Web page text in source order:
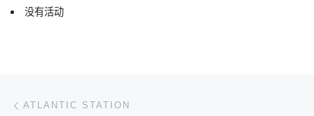
没有活动
文章导航
ATLANTIC STATION